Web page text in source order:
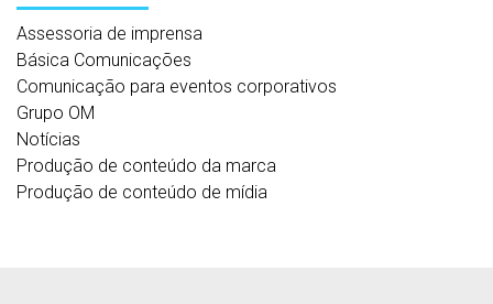
Assessoria de imprensa
Básica Comunicações
Comunicação para eventos corporativos
Grupo OM
Notícias
Produção de conteúdo da marca
Produção de conteúdo de mídia